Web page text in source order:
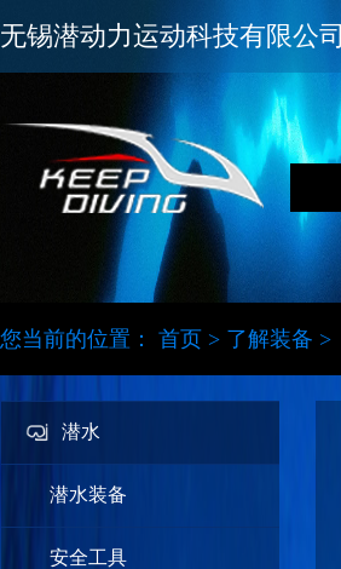
无锡潜动力运动科技有限公司
您当前的位置： 首页 > 了解装备 >
潜水
潜水装备
安全工具